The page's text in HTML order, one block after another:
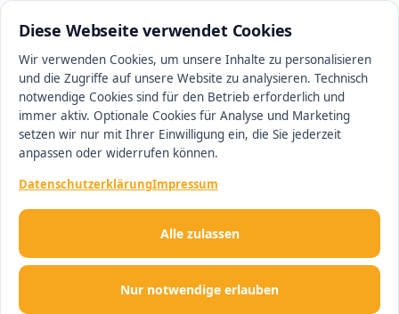
Diese Webseite verwendet Cookies
Wir verwenden Cookies, um unsere Inhalte zu personalisieren
und die Zugriffe auf unsere Website zu analysieren. Technisch
notwendige Cookies sind für den Betrieb erforderlich und
immer aktiv. Optionale Cookies für Analyse und Marketing
setzen wir nur mit Ihrer Einwilligung ein, die Sie jederzeit
anpassen oder widerrufen können.
DatenschutzerklärungImpressum
Nur notwendige erlauben
Alle zulassen